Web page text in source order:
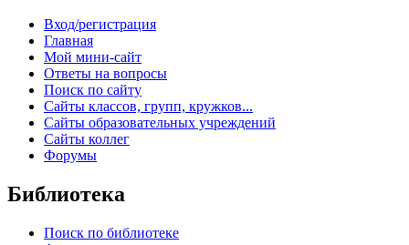
Вход/регистрация
Главная
Мой мини-сайт
Ответы на вопросы
Поиск по сайту
Сайты классов, групп, кружков...
Сайты образовательных учреждений
Сайты коллег
Форумы
Библиотека
Поиск по библиотеке